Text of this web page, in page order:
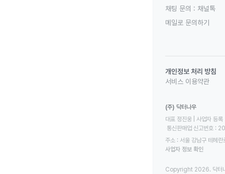
채팅 문의 : 채널톡
메일로 문의하기
개인정보 처리 방침
서비스 이용약관
(주) 닥터나우
대표 정진웅 | 사업자
통신판매업 신고번호
주소 : 서울 강남구 테헤
사업자 정보 확인
Copyright 2026. 닥터